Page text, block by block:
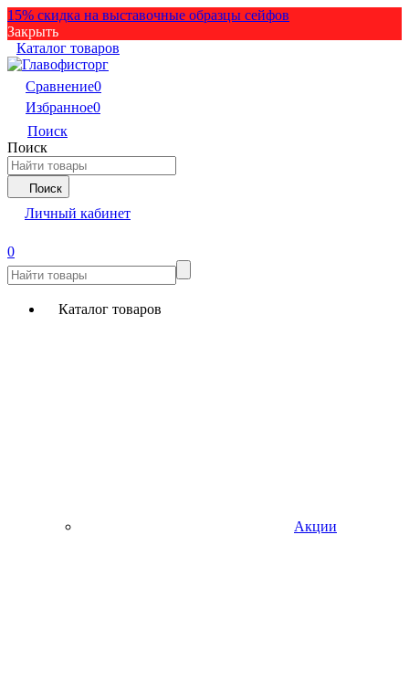
15% скидка на выставочные образцы сейфов
Закрыть
Каталог товаров
Сравнение0
Избранное0
Поиск
Поиск
Поиск
Личный кабинет
0
Каталог товаров
Акции